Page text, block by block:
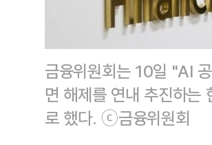
금융위원회는 10일 "AI
면 해제를 연내 추진하는
로 했다. ⓒ금융위원회